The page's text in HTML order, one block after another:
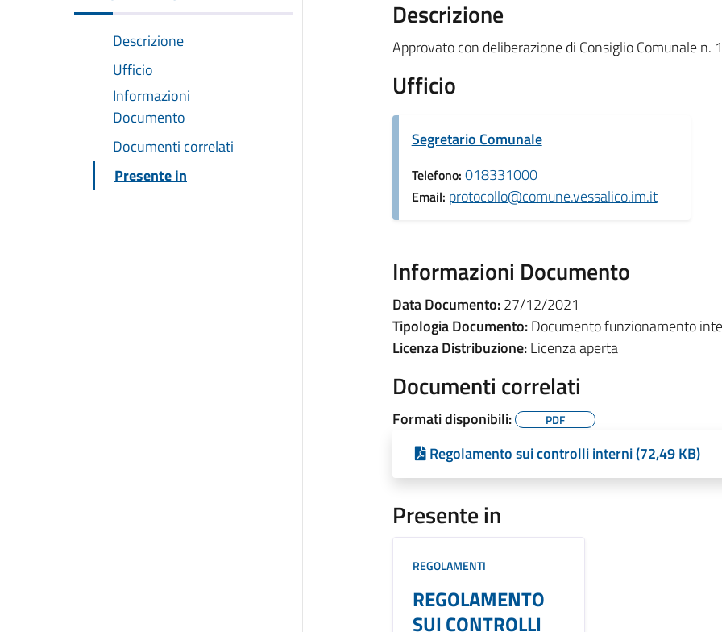
Descrizione
Ufficio
Informazioni
Documento
Documenti correlati
Presente in
Descrizione
Approvato con deliberazione di Consiglio Comunale n.
Ufficio
Segretario Comunale
Telefono: 018331000
Email: protocollo@comune.vessalico.im.it
Informazioni Documento
Data Documento:27/12/2021
Tipologia Documento:Documento funzionamento
Licenza Distribuzione:Licenza aperta
Documenti correlati
Formati disponibili: PDF
Regolamento sui controlli interni (72,49 KB)
Presente in
REGOLAMENTI
REGOLAMENTO
SUI CONTROLLI